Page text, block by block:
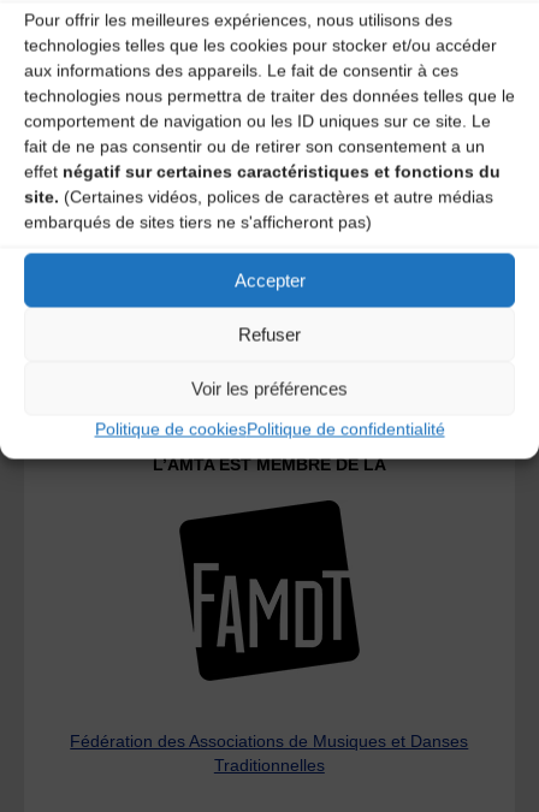
Pour offrir les meilleures expériences, nous utilisons des
technologies telles que les cookies pour stocker et/ou accéder
aux informations des appareils. Le fait de consentir à ces
technologies nous permettra de traiter des données telles que le
comportement de navigation ou les ID uniques sur ce site. Le
fait de ne pas consentir ou de retirer son consentement a un
effet négatif sur certaines caractéristiques et fonctions du
site. (Certaines vidéos, polices de caractères et autre médias
embarqués de sites tiers ne s'afficheront pas)
Accepter
Refuser
Voir les préférences
Politique de cookiesPolitique de confidentialité
A DECOUVRIR :
Le distributeur des musiques Trad'
L’AMTA EST MEMBRE DE LA
Fédération des Associations de Musiques et Danses
Traditionnelles